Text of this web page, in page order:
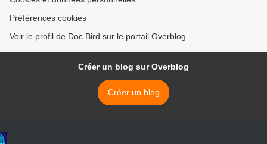
Préférences cookies
Voir le profil de Doc Bird sur le portail Overblog
Créer un blog sur Overblog
Créer un blog